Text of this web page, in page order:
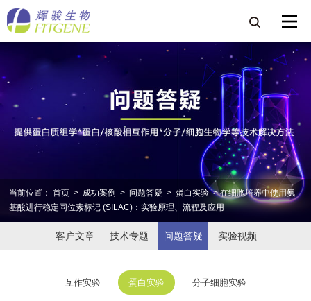
当前位置： 首页 > 成功案例 > 问题答疑 > 蛋白实验 > 在细胞培养中使用氨
基酸进行稳定同位素标记 (SILAC)：实验原理、流程及应用
客户文章 技术专题 问题答疑 实验视频
互作实验 蛋白实验 分子细胞实验